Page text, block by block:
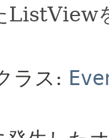
ListView
ラス: